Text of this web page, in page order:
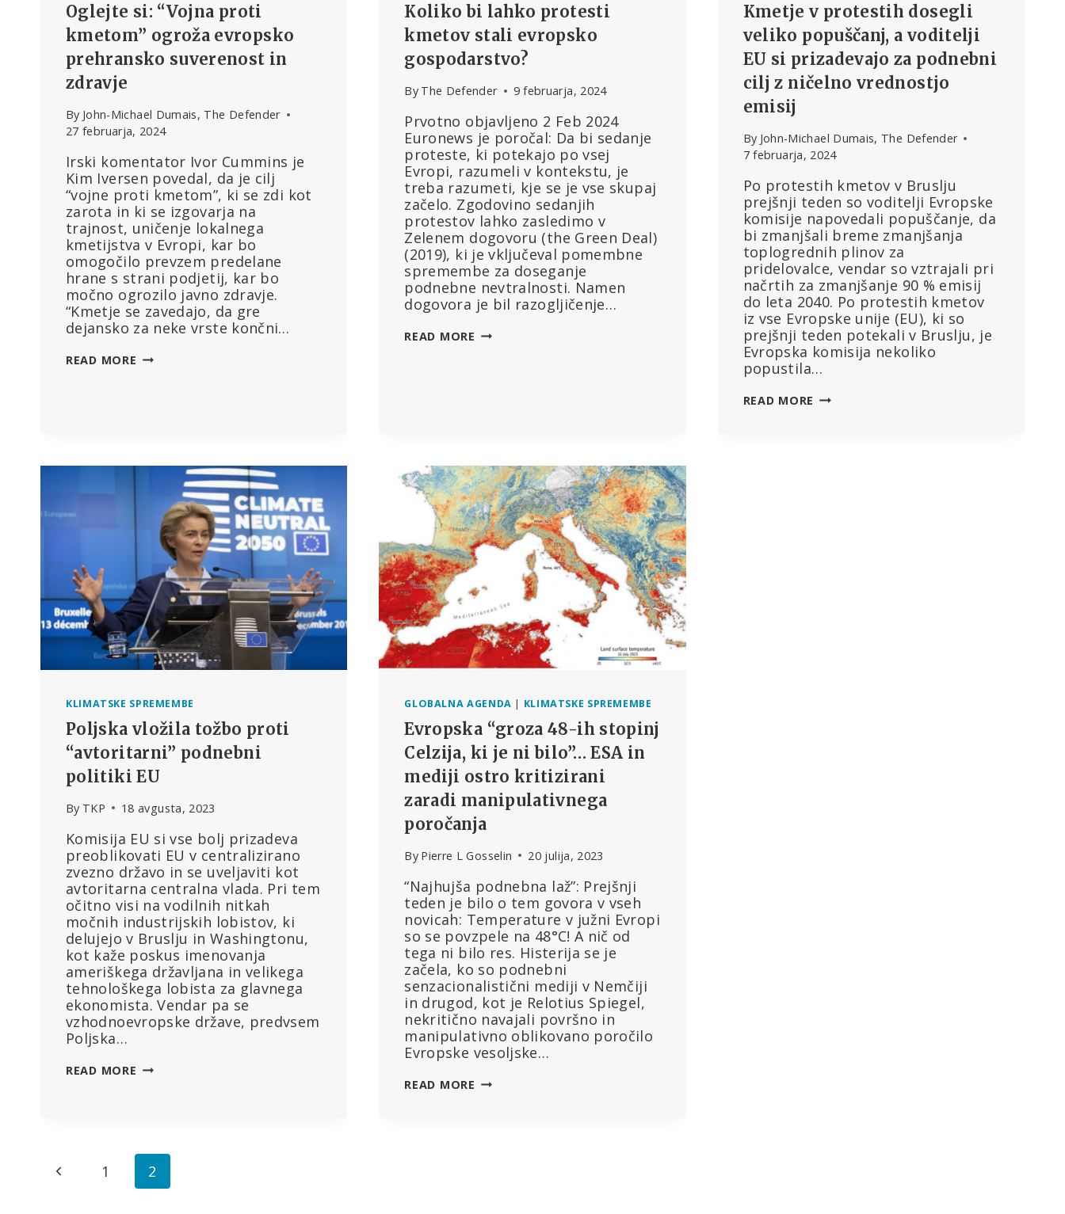
Oglejte si: “Vojna proti
kmetom” ogroža evropsko
prehransko suverenost in
zdravje
By John-Michael Dumais, The Defender
27 februarja, 2024
Irski komentator Ivor Cummins je
Kim Iversen povedal, da je cilj
“vojne proti kmetom”, ki se zdi kot
zarota in ki se izgovarja na
trajnost, uničenje lokalnega
kmetijstva v Evropi, kar bo
omogočilo prevzem predelane
hrane s strani podjetij, kar bo
močno ogrozilo javno zdravje.
“Kmetje se zavedajo, da gre
dejansko za neke vrste končni…
READ MORE OGLEJTE
PREHRANSKO
SUVERENOST
ZDRAVJE
Koliko bi lahko protesti
kmetov stali evropsko
gospodarstvo?
By The Defender 9 februarja, 2024
Prvotno objavljeno 2 Feb 2024
Euronews je poročal: Da bi sedanje
proteste, ki potekajo po vsej
Evropi, razumeli v kontekstu, je
treba razumeti, kje se je vse skupaj
začelo. Zgodovino sedanjih
protestov lahko zasledimo v
Zelenem dogovoru (the Green Deal)
(2019), ki je vključeval pomembne
spremembe za doseganje
podnebne nevtralnosti. Namen
dogovora je bil razogljičenje…
READ MORE KOLIKO
Kmetje v protestih dosegli
veliko popuščanj, a voditelji
EU si prizadevajo za podnebni
cilj z ničelno vrednostjo
emisij
By John-Michael Dumais, The Defender
7 februarja, 2024
Po protestih kmetov v Bruslju
prejšnji teden so voditelji Evropske
komisije napovedali popuščanje, da
bi zmanjšali breme zmanjšanja
toplogrednih plinov za
pridelovalce, vendar so vztrajali pri
načrtih za zmanjšanje 90 % emisij
do leta 2040. Po protestih kmetov
iz vse Evropske unije (EU), ki so
prejšnji teden potekali v Bruslju, je
Evropska komisija nekoliko
popustila…
READ MORE KMETJE
KLIMATSKE SPREMEMBE
Poljska vložila tožbo proti
“avtoritarni” podnebni
politiki EU
By TKP 18 avgusta, 2023
Komisija EU si vse bolj prizadeva
preoblikovati EU v centralizirano
zvezno državo in se uveljaviti kot
avtoritarna centralna vlada. Pri tem
očitno visi na vodilnih nitkah
močnih industrijskih lobistov, ki
delujejo v Bruslju in Washingtonu,
kot kaže poskus imenovanja
ameriškega državljana in velikega
tehnološkega lobista za glavnega
ekonomista. Vendar pa se
vzhodnoevropske države, predvsem
Poljska…
READ MORE POLJSKA
PODNEBNI
POLITIKI
EU
GLOBALNA AGENDA | KLIMATSKE SPREMEMBE
Evropska “groza 48-ih stopinj
Celzija, ki je ni bilo”… ESA in
mediji ostro kritizirani
zaradi manipulativnega
poročanja
By Pierre L Gosselin 20 julija, 2023
“Najhujša podnebna laž”: Prejšnji
teden je bilo o tem govora v vseh
novicah: Temperature v južni Evropi
so se povzpele na 48°C! A nič od
tega ni bilo res. Histerija se je
začela, ko so podnebni
senzacionalistični mediji v Nemčiji
in drugod, kot je Relotius Spiegel,
nekritično navajali površno in
manipulativno oblikovano poročilo
Evropske vesoljske…
READ MORE EVROPSKA
Page
Previous
1 2